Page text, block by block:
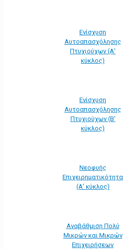
Ενίσχυση
Αυτοαπασχόλησης
Πτυχιούχων (Α'
κύκλος)
Ενίσχυση
Αυτοαπασχόλησης
Πτυχιούχων (Β'
κύκλος)
Νεοφυής
Επιχειρηματικότητα
(Α' κύκλος)
Αναβάθμιση Πολύ
Μικρών και Μικρών
Επιχειρήσεων